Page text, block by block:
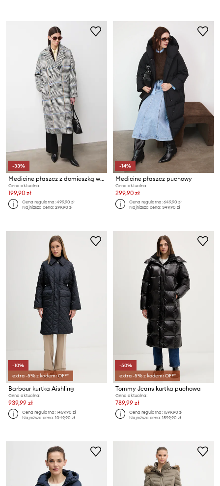
-33%
Medicine płaszcz z domieszką wełny
Cena aktualna:
199,90 zł
Cena regularna:499,90 zł
Najniższa cena:299,90 zł
-14%
Medicine płaszcz puchowy
Cena aktualna:
299,90 zł
Cena regularna:649,90 zł
Najniższa cena:349,90 zł
-10%
extra -5% z kodem: OFF*
Barbour kurtka Aishling
Cena aktualna:
939,99 zł
Cena regularna:1459,90 zł
Najniższa cena:1049,90 zł
-50%
extra -5% z kodem: OFF*
Tommy Jeans kurtka puchowa
Cena aktualna:
789,99 zł
Cena regularna:1599,90 zł
Najniższa cena:1599,90 zł